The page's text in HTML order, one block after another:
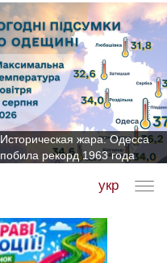
Историческая жара: Одесса
побила рекорд 1963 года
укр